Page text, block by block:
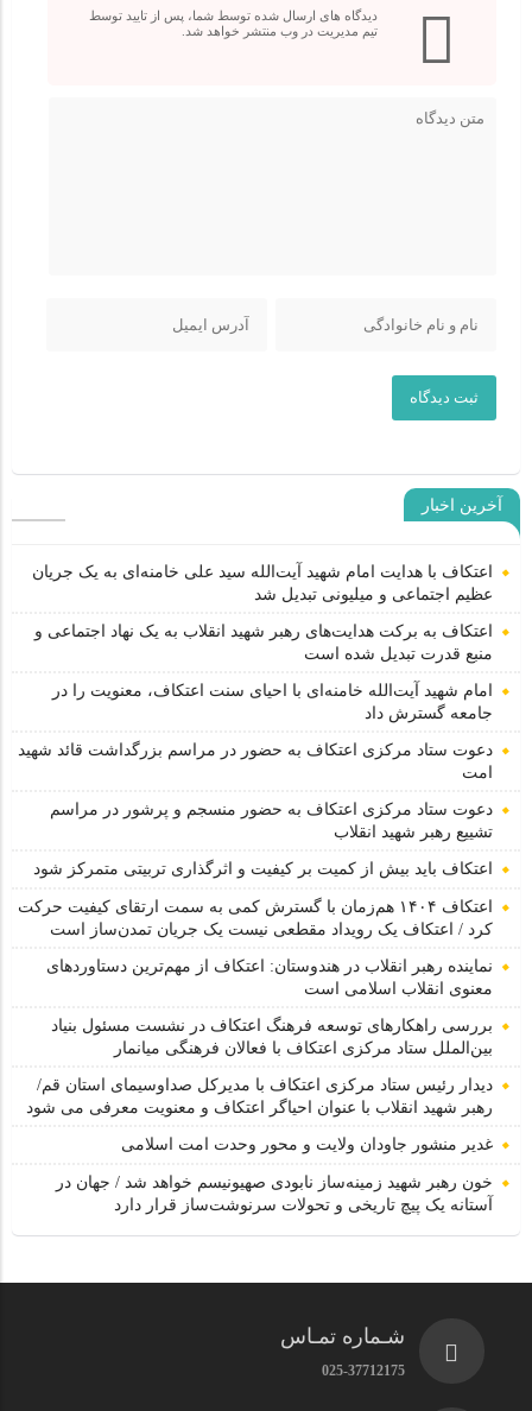
دیدگاه های ارسال شده توسط شما، پس از تایید توسط
تیم مدیریت در وب منتشر خواهد شد.
ثبت دیدگاه
آخرین اخبار
اعتکاف با هدایت امام شهید آیت‌الله سید علی خامنه‌ای به یک جریان
عظیم اجتماعی و میلیونی تبدیل شد
اعتکاف به برکت هدایت‌های رهبر شهید انقلاب به یک نهاد اجتماعی و
منبع قدرت تبدیل شده است
امام شهید آیت‌الله خامنه‌ای با احیای سنت اعتکاف، معنویت را در
جامعه گسترش داد
دعوت ستاد مرکزی اعتکاف به حضور در مراسم بزرگداشت قائد شهید
امت
دعوت ستاد مرکزی اعتکاف به حضور منسجم و پرشور در مراسم
تشییع رهبر شهید انقلاب
اعتکاف باید بیش از کمیت بر کیفیت و اثرگذاری تربیتی متمرکز شود
اعتکاف ۱۴۰۴ هم‌زمان با گسترش کمی به سمت ارتقای کیفیت حرکت
کرد / اعتکاف یک رویداد مقطعی نیست یک جریان تمدن‌ساز است
نماینده رهبر انقلاب در هندوستان: اعتکاف از مهم‌ترین دستاوردهای
معنوی انقلاب اسلامی است
بررسی راهکارهای توسعه فرهنگ اعتکاف در نشست مسئول بنیاد
بین‌الملل ستاد مرکزی اعتکاف با فعالان فرهنگی میانمار
دیدار رئیس ستاد مرکزی اعتکاف با مدیرکل صداوسیمای استان قم/
رهبر شهید انقلاب با عنوان احیاگر اعتکاف و معنویت معرفی می شود
غدیر منشور جاودان ولایت و محور وحدت امت اسلامی
خون رهبر شهید زمینه‌ساز نابودی صهیونیسم خواهد شد / جهان در
آستانه یک پیچ تاریخی و تحولات سرنوشت‌ساز قرار دارد
شـماره تمـاس
025-37712175